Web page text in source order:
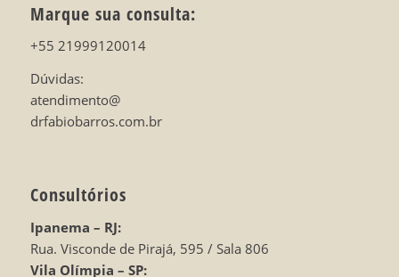
Marque sua consulta:
+55 21999120014
Dúvidas:
atendimento@
drfabiobarros.com.br
Consultórios
Ipanema – RJ:
Rua. Visconde de Pirajá, 595 / Sala 806
Vila Olímpia – SP: